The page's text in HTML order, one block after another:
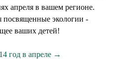
апреля в вашем регионе.
экологии -
ваших детей!
год в апреле →